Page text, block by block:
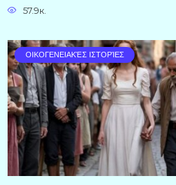
57.9к.
ΟΙΚΟΓΕΝΕΙΑΚΈΣ ΙΣΤΟΡΊΕΣ